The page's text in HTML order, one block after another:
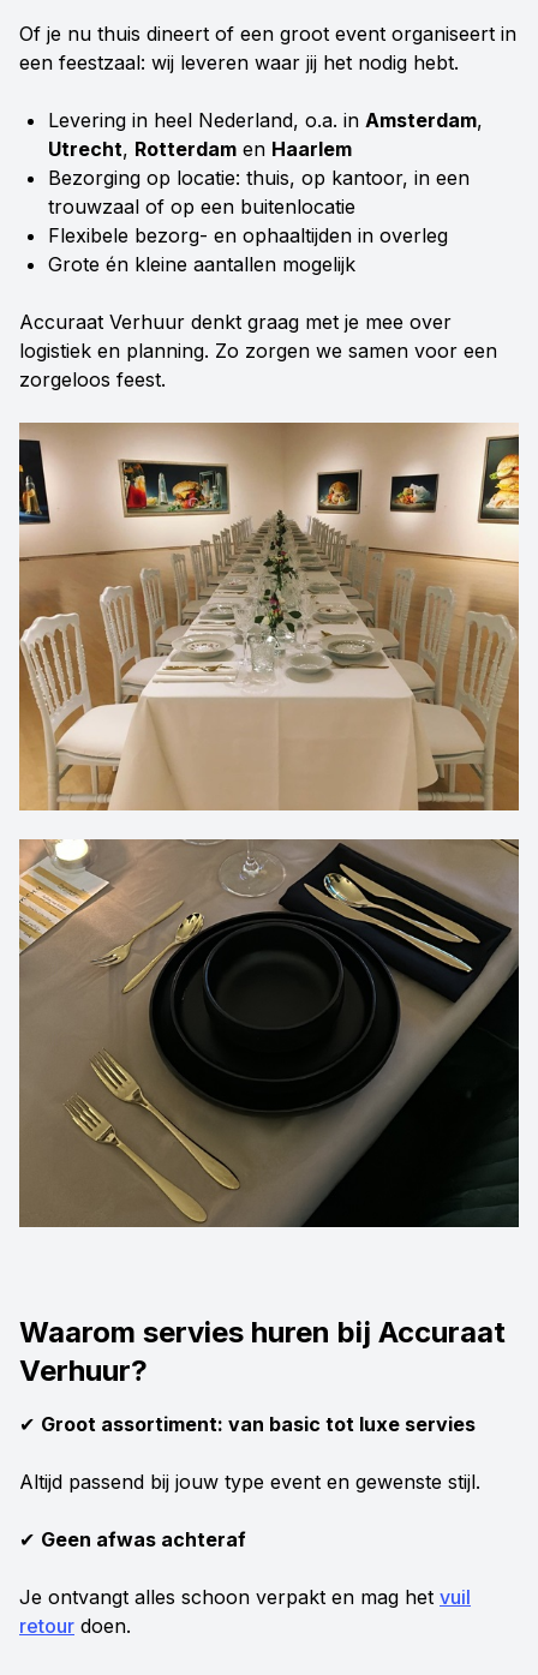
Of je nu thuis dineert of een groot event organiseert in
een feestzaal: wij leveren waar jij het nodig hebt.
Levering in heel Nederland, o.a. in Amsterdam,
Utrecht, Rotterdam en Haarlem
Bezorging op locatie: thuis, op kantoor, in een
trouwzaal of op een buitenlocatie
Flexibele bezorg- en ophaaltijden in overleg
Grote én kleine aantallen mogelijk
Accuraat Verhuur denkt graag met je mee over
logistiek en planning. Zo zorgen we samen voor een
zorgeloos feest.
Waarom servies huren bij Accuraat
Verhuur?
✔ Groot assortiment: van basic tot luxe servies
Altijd passend bij jouw type event en gewenste stijl.
✔ Geen afwas achteraf
Je ontvangt alles schoon verpakt en mag het vuil
retour doen.